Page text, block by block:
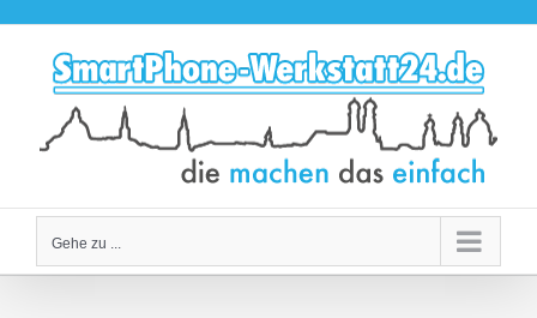
springen
Gehe zu ...